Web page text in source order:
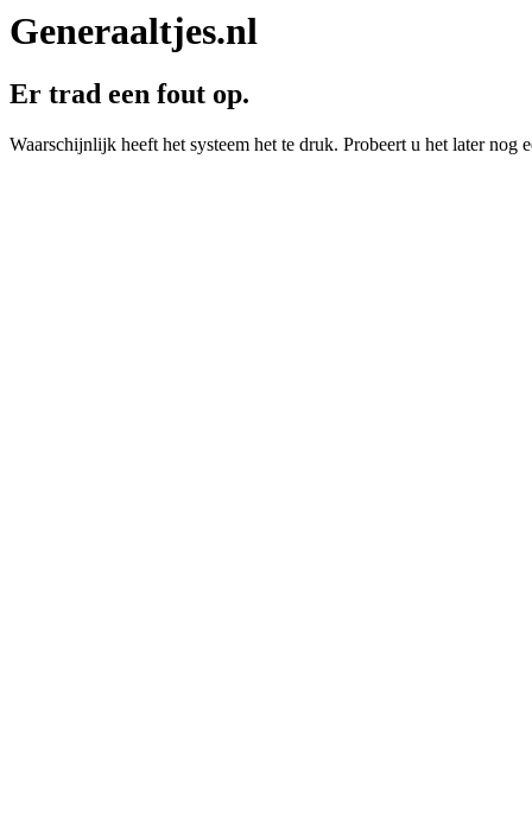
Generaaltjes.nl
Er trad een fout op.
Waarschijnlijk heeft het systeem het te druk. Probeert u het later nog